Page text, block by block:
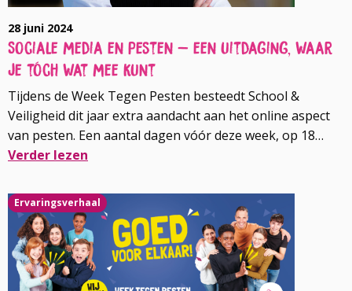
28 juni 2024
Sociale media en pesten – een uitdaging, waar
je tóch wat mee kunt
Tijdens de Week Tegen Pesten besteedt School &
Veiligheid dit jaar extra aandacht aan het online aspect
van pesten. Een aantal dagen vóór deze week, op 18
september 2024, organiseren we een kick-off webinar
ingaan op de invloed van sociale media op pesten en
roddelen. In onderstaande tekst vertel ik hier alvast iets
over. En ik wil je vooral uitnodigen om ons webinar bij te
wonen!
Verder lezen
meer
over
Ervaringsverhaal